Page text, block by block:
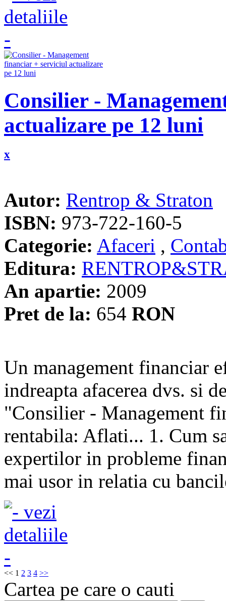
Consilier -
actualizare pe 12 luni
x
Autor: Rentrop & Straton
ISBN: 973-722-160-5
Categorie: Afaceri ,
Editura:
An apartie: 2009
Pret de la: 654 RON
Un management financiar
indreapta afacerea dvs. si
"Consilier - Management
rentabila: Aflati... 1. Cum
expertilor in probleme
mai usor in relatia cu
<< 1 2 3 4 >>
Cartea pe care o cauti